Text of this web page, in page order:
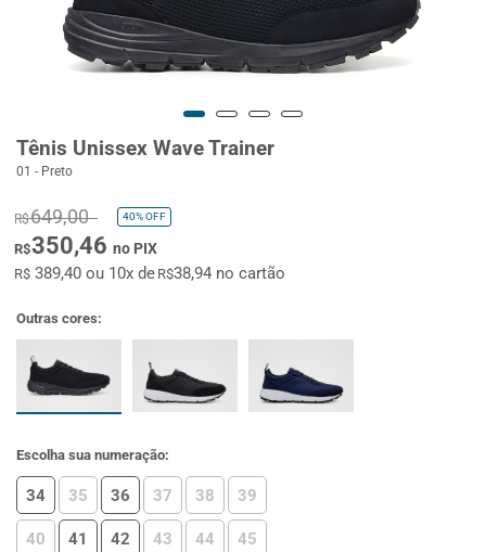
Tênis Unissex Wave Trainer
01 - Preto
R$649,00 40%OFF
R$350,46 no PIX
R$ 389,40 ou 10x deR$38,94 no cartão
Outras cores:
Escolha sua numeração:
34 35 36 37 38 39
40 41 42 43 44 45